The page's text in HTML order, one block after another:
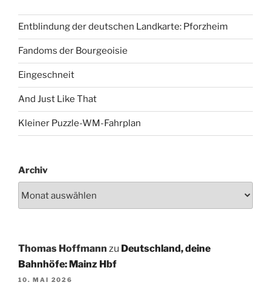
Entblindung der deutschen Landkarte: Pforzheim
Fandoms der Bourgeoisie
Eingeschneit
And Just Like That
Kleiner Puzzle-WM-Fahrplan
Archiv
Thomas Hoffmann zu Deutschland, deine
Bahnhöfe: Mainz Hbf
10. MAI 2026